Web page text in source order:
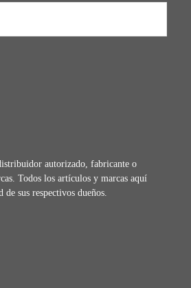
autorizado, fabricante o
Todos los artículos y marcas aquí
de sus respectivos dueños.